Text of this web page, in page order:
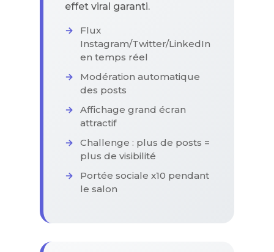
effet viral garanti.
Flux
Instagram/Twitter/LinkedIn
en temps réel
Modération automatique
des posts
Affichage grand écran
attractif
Challenge : plus de posts =
plus de visibilité
Portée sociale x10 pendant
le salon